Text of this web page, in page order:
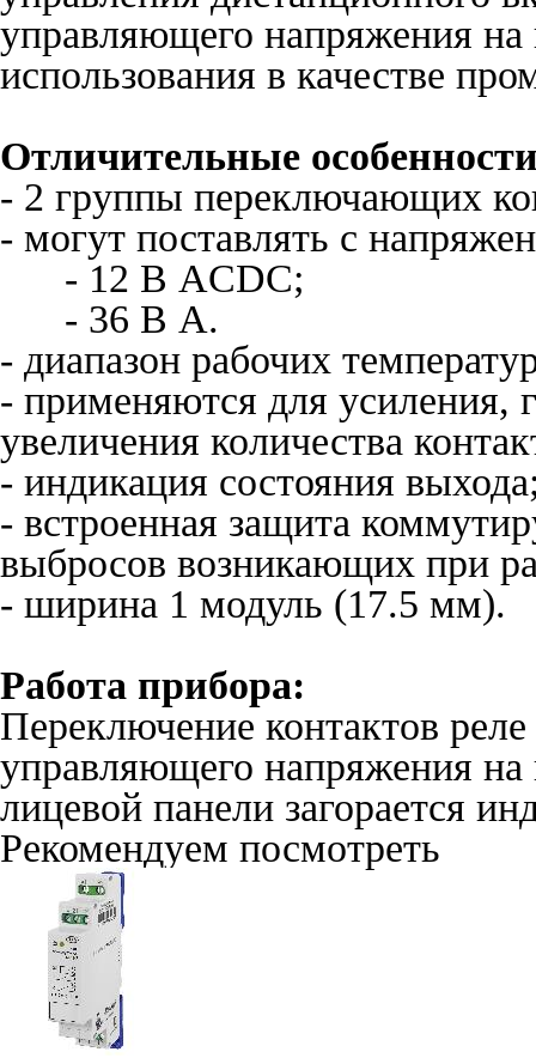
управляющего напряжения на
использования в качестве
Отличительные
- 2 группы переключающих
- могут поставлять с
- 12 В ACDC;
- 36 В A.
- диапазон рабочих
- применяются для усиления,
увеличения количества
- индикация состояния
- встроенная защита
выбросов возникающих при
- ширина 1 модуль (17.5 мм).
Работа прибора:
Переключение контактов
управляющего напряжения
лицевой панели загорается
Рекомендуем посмотреть